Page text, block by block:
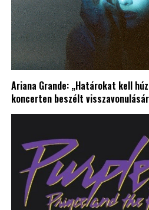
Ariana Grande: „Határokat kell
koncerten beszélt